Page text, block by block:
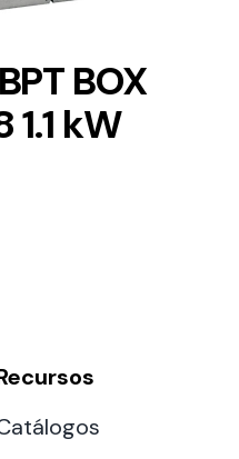
BOX
1.1 kW